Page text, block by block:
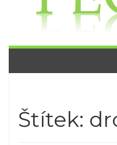
Štítek: